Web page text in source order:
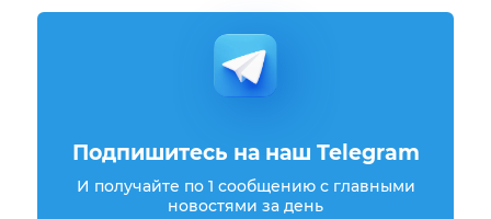
Подпишитесь на наш Telegram
И получайте по 1 сообщению с главными
новостями за день